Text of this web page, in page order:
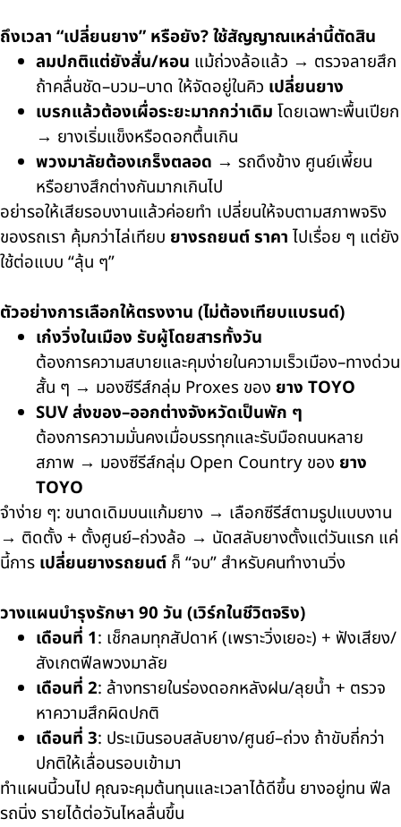
ถึงเวลา “เปลี่ยนยาง” หรือยัง? ใช้สัญญาณเหล่านี้ตัดสิน
ลมปกติแต่ยังสั่น/หอน แม้ถ่วงล้อแล้ว → ตรวจลายสึก
ถ้าคลื่นชัด–บวม–บาด ให้จัดอยู่ในคิว เปลี่ยนยาง
เบรกแล้วต้องเผื่อระยะมากกว่าเดิม โดยเฉพาะพื้นเปียก
→ ยางเริ่มแข็งหรือดอกตื้นเกิน
พวงมาลัยต้องเกร็งตลอด → รถดึงข้าง ศูนย์เพี้ยน
หรือยางสึกต่างกันมากเกินไป
อย่ารอให้เสียรอบงานแล้วค่อยทำ เปลี่ยนให้จบตามสภาพจริง
ของรถเรา คุ้มกว่าไล่เทียบ ยางรถยนต์ ราคา ไปเรื่อย ๆ แต่ยัง
ใช้ต่อแบบ “ลุ้น ๆ”
ตัวอย่างการเลือกให้ตรงงาน (ไม่ต้องเทียบแบรนด์)
เก๋งวิ่งในเมือง รับผู้โดยสารทั้งวัน
ต้องการความสบายและคุมง่ายในความเร็วเมือง–ทางด่วน
สั้น ๆ → มองซีรีส์กลุ่ม Proxes ของ ยาง TOYO
SUV ส่งของ–ออกต่างจังหวัดเป็นพัก ๆ
ต้องการความมั่นคงเมื่อบรรทุกและรับมือถนนหลาย
สภาพ → มองซีรีส์กลุ่ม Open Country ของ ยาง
TOYO
จำง่าย ๆ: ขนาดเดิมบนแก้มยาง → เลือกซีรีส์ตามรูปแบบงาน
→ ติดตั้ง + ตั้งศูนย์–ถ่วงล้อ → นัดสลับยางตั้งแต่วันแรก แค่
นี้การ เปลี่ยนยางรถยนต์ ก็ “จบ” สำหรับคนทำงานวิ่ง
วางแผนบำรุงรักษา 90 วัน (เวิร์กในชีวิตจริง)
เดือนที่ 1: เช็กลมทุกสัปดาห์ (เพราะวิ่งเยอะ) + ฟังเสียง/
สังเกตฟีลพวงมาลัย
เดือนที่ 2: ล้างทรายในร่องดอกหลังฝน/ลุยน้ำ + ตรวจ
หาความสึกผิดปกติ
เดือนที่ 3: ประเมินรอบสลับยาง/ศูนย์–ถ่วง ถ้าขับถี่กว่า
ปกติให้เลื่อนรอบเข้ามา
ทำแผนนี้วนไป คุณจะคุมต้นทุนและเวลาได้ดีขึ้น ยางอยู่ทน ฟีล
รถนิ่ง รายได้ต่อวันไหลลื่นขึ้น